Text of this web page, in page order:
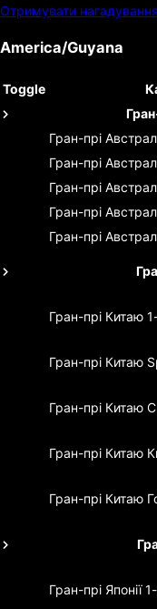
Отримувати
America/Guyana
Toggle
Гран-прі
Гран-прі
Гран-прі
Гран-прі
Гран-прі
Гран-прі Китаю
Гран-прі Китаю
Гран-прі Китаю
Гран-прі Китаю
Гран-прі Китаю
Гран-прі Японії